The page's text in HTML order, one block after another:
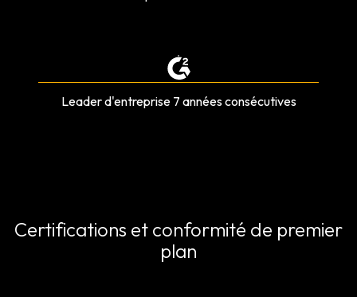
Leader d'entreprise 7 années consécutives
Certifications et conformité de premier
plan